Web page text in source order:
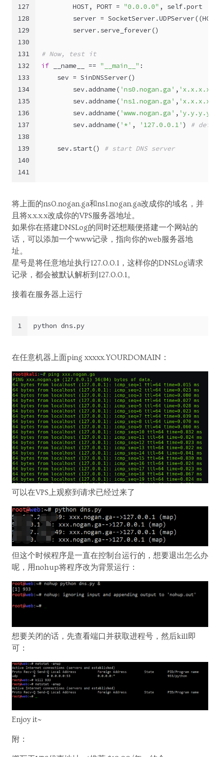
127
128
129
130
131
132
133
134
135
136
137
138
139
140
141
        HOST, PORT =
"0.0.0.0" , self.port
server =
        server.serve_forever()
# Now, test it
if __name__ == "__main__" :
    sev = SinDNSServer()
        sev.addname(
'ns0.nogan.ga' , 'x.x.x.x'
        sev.addname(
'ns1.nogan.ga' , 'x.x.x.x'
        sev.addname(
'www.nogan.ga' , 'y.y.y.y'
        sev.addname(
'*' , '127.0.0.1' ) #
    sev.start()
# start DNS server
将上面的ns0.nogan.ga和ns1.nogan.ga改成你的域名，并
且将x.x.x.x改成你的VPS服务器地址。
如果你在搭建DNSLog的同时还想顺便搭建一个网站的
话，可以添加一个www记录，指向你的web服务器地
址。
星号是将任意地址执行127.0.0.1，这样你的DNSLog请求
记录，都会被默认解析到127.0.0.1。
接着在服务器上运行
1 python dns.py
在任意机器上面ping xxxxx.YOURDOMAIN：
可以在VPS上观察到请求已经过来了
但这个时候程序是一直在控制台运行的，想要退出怎么办
呢，用nohup将程序改为背景运行：
想要关闭的话，先查看端口并获取进程号，然后kill即
可：
Enjoy it~
附：